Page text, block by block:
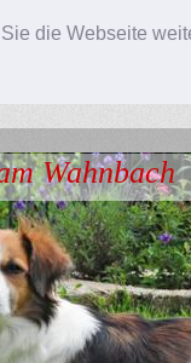
die Webseite
Wahnbach